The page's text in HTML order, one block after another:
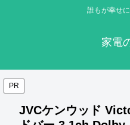
誰もが幸せ
家電
PR
JVCケンウッド